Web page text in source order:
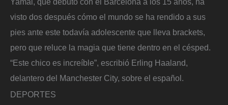
visto dos después cómo el mundo se ha rendido a sus
pies ante este todavía adolescente que lleva brackets,
pero que reluce la magia que tiene dentro en el césped.
“Este chico es increíble”, escribió Erling Haaland,
delantero del Manchester City, sobre el español.
DEPORTES